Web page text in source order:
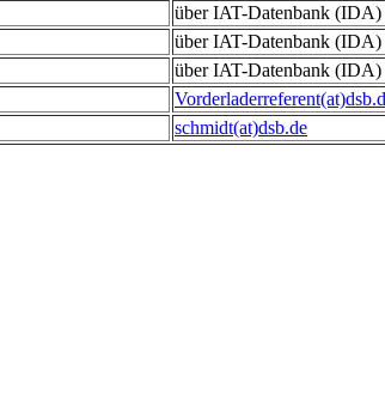
über IAT-Datenbank (IDA)
über IAT-Datenbank (IDA)
über IAT-Datenbank (IDA)
schmidt(at)dsb.de